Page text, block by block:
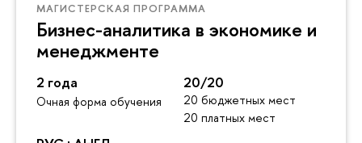
МАГИСТЕРСКАЯ ПРОГРАММА
Бизнес-аналитика в экономике и
менеджменте
2 года
Очная форма обучения
20/20
20 бюджетных мест
20 платных мест